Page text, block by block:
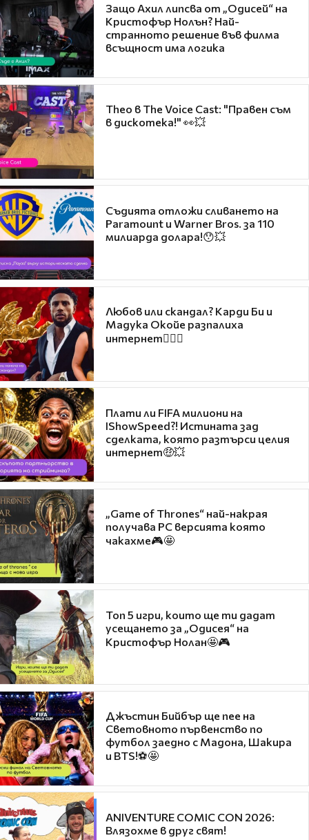
Защо Ахил липсва от „Одисей“ на
Кристофър Нолън? Най-
странното решение във филма
всъщност има логика
Theo в The Voice Cast: "Правен съм
в дискотека!" 👀💥
Съдията отложи сливането на
Paramount и Warner Bros. за 110
милиарда долара!😯💥
Любов или скандал? Карди Би и
Мадука Окойе разпалиха
интернет❤️‍🔥🔥
Плати ли FIFA милиони на
IShowSpeed?! Истината зад
сделката, която разтърси целия
интернет🤑💥
„Game of Thrones“ най-накрая
получава PC версията която
чакахме🎮🤩
Топ 5 игри, които ще ти дадат
усещането за „Одисея“ на
Кристофър Нолан🤩🎮
Джъстин Бийбър ще пее на
Световното първенство по
футбол заедно с Мадона, Шакира
и BTS!⚽🤩
ANIVENTURE COMIC CON 2026:
Влязохме в друг свят!